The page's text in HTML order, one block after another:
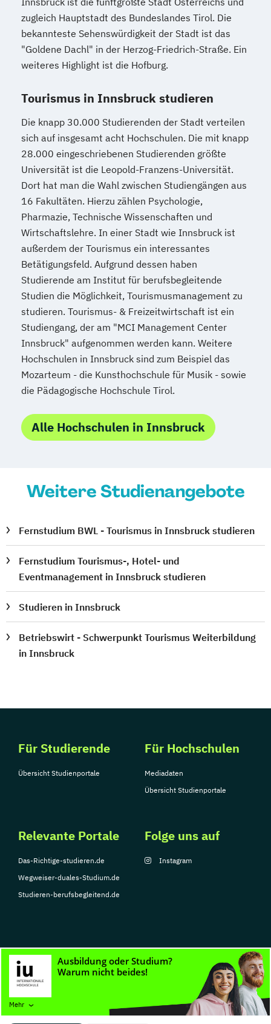
Mehr
zugleich Hauptstadt des Bundeslandes Tirol. Die
bekannteste Sehenswürdigkeit der Stadt ist das
"Goldene Dachl" in der Herzog-Friedrich-Straße. Ein
weiteres Highlight ist die Hofburg.
Tourismus in Innsbruck studieren
Die knapp 30.000 Studierenden der Stadt verteilen
sich auf insgesamt acht Hochschulen. Die mit knapp
28.000 eingeschriebenen Studierenden größte
Universität ist die Leopold-Franzens-Universität.
Dort hat man die Wahl zwischen Studiengängen aus
16 Fakultäten. Hierzu zählen Psychologie,
Pharmazie, Technische Wissenschaften und
Wirtschaftslehre. In einer Stadt wie Innsbruck ist
außerdem der Tourismus ein interessantes
Betätigungsfeld. Aufgrund dessen haben
Studierende am Institut für berufsbegleitende
Studien die Möglichkeit, Tourismusmanagement zu
studieren. Tourismus- & Freizeitwirtschaft ist ein
Studiengang, der am "MCI Management Center
Innsbruck" aufgenommen werden kann. Weitere
Hochschulen in Innsbruck sind zum Beispiel das
Mozarteum - die Kunsthochschule für Musik - sowie
die Pädagogische Hochschule Tirol.
Alle Hochschulen in Innsbruck
Weitere Studienangebote
Fernstudium BWL - Tourismus in Innsbruck studieren
Fernstudium Tourismus-, Hotel- und
Eventmanagement in Innsbruck studieren
Studieren in Innsbruck
Betriebswirt - Schwerpunkt Tourismus Weiterbildung
in Innsbruck
Für Studierende
Übersicht Studienportale
Für Hochschulen
Mediadaten
Übersicht Studienportale
Relevante Portale
Das-Richtige-studieren.de
Wegweiser-duales-Studium.de
Studieren-berufsbegleitend.de
Folge uns auf
Instagram
© Copyright 2026, TarGroup Media GmbH
Nutzungsbedingungen